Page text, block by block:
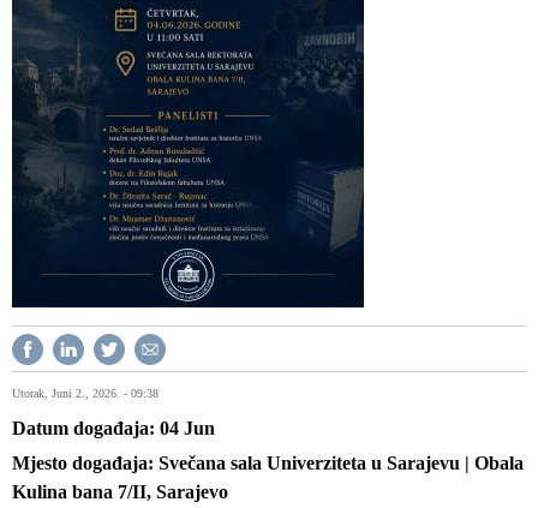
Utorak, Juni 2., 2026. - 09:38
Datum događaja 04 Jun
Mjesto događaja Svečana sala Univerziteta u Sarajevu | Obala
Kulina bana 7/II, Sarajevo